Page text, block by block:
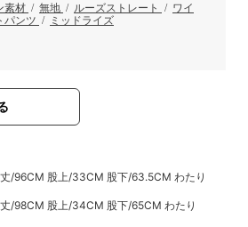
素材 / 無地 / ルーズストレート / ワイ
パンツ / ミッドライズ
/96CM 股上/33CM 股下/63.5CM わたり
/98CM 股上/34CM 股下/65CM わたり